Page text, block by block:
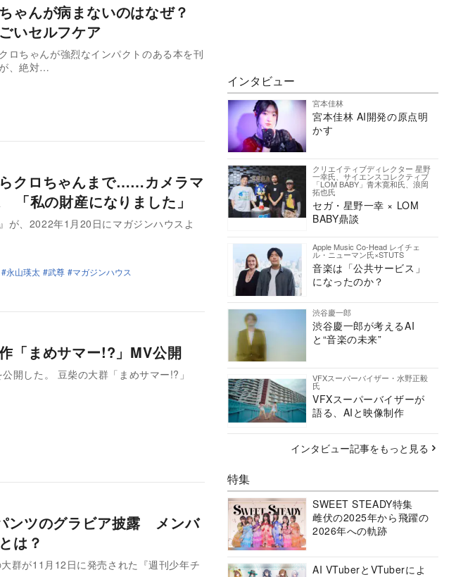
ゃんが病まないのはなぜ？
いセルフケア
ロちゃんが強烈なインパクトのある本を刊
、絶対…
クロちゃんまで……カメラマ
私の財産になりました」
が、2022年1月20日にマガジンハウスよ
永山瑛太 武尊 マガジンハウス
「まめサマー!?」MV公開
開した。 豆柴の大群「まめサマー!?」
ンツのグラビア披露 メンバ
は？
群が11月12日に発売された『週刊少年チ
インタビュー
宮本佳林
宮本佳林 AI開発の原点明
かす
クリエイティブディレクター 星野
一幸氏、サイエンスコレクティブ
「LOM BABY」青木寛和氏、浪岡
拓也氏
セガ・星野一幸 × LOM
BABY鼎談
Apple Music Co-Head レイチェ
ル・ニューマン氏×STUTS
音楽は「公共サービス」
になったのか？
渋谷慶一郎
渋谷慶一郎が考えるAI
と“音楽の未来”
VFXスーパーバイザー・水野正毅
氏
VFXスーパーバイザーが
語る、AIと映像制作
インタビュー記事をもっと見る
特集
SWEET STEADY特集
雌伏の2025年から飛躍の
2026年への軌跡
AI VTuberとVTuberによ